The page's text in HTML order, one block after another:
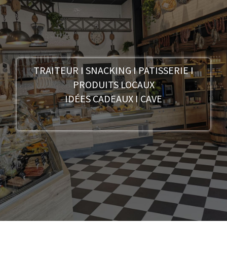
TRAITEUR I SNACKING I PATISSERIE I
PRODUITS LOCAUX
IDÉES CADEAUX I CAVE